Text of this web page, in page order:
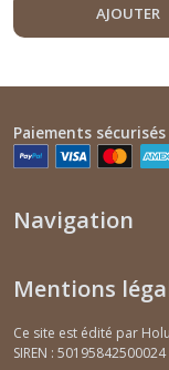
AJOUTER
Paiements sécurisés
Navigation
Mentions
Ce site est édité par
SIREN : 50195842500024